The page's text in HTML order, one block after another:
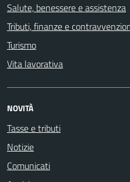
Salute, benessere e assistenza
Tributi, finanze e
Turismo
Vita lavorativa
NOVITÀ
Tasse e tributi
Notizie
Comunicati